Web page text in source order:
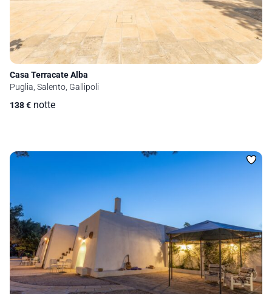
Casa Terracate Alba
Puglia, Salento, Gallipoli
138€ notte